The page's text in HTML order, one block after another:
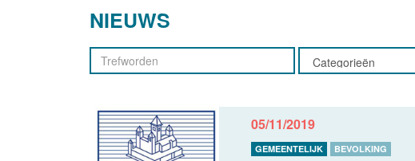
NIEUWS
05/11/2019
GEMEENTELIJK BEVOLKING